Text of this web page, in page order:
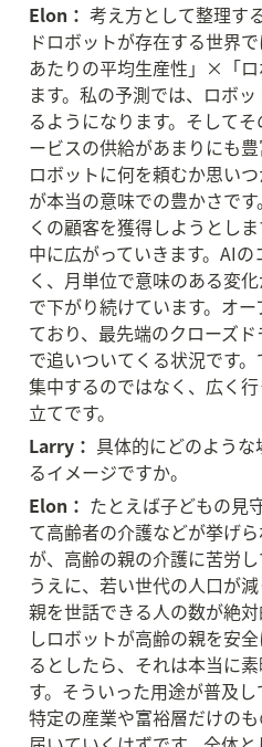
Elon： 考え方として整理す
ドロボットが存在する世界
あたりの平均生産性」×「
ます。私の予測では、ロボ
るようになります。そして
ービスの供給があまりにも
ロボットに何を頼むか思い
が本当の意味での豊かさで
くの顧客を獲得しようとし
中に広がっていきます。AI
く、月単位で意味のある変
で下がり続けています。オ
ており、最先端のクローズ
で追いついてくる状況です
集中するのではなく、広く
立てです。
Larry： 具体的にどのよう
るイメージですか。
Elon： たとえば子どもの見
て高齢者の介護などが挙げ
が、高齢の親の介護に苦労
うえに、若い世代の人口が
親を世話できる人の数が絶
しロボットが高齢の親を安
るとしたら、それは本当に
す。そういった用途が普及
特定の産業や富裕層だけの